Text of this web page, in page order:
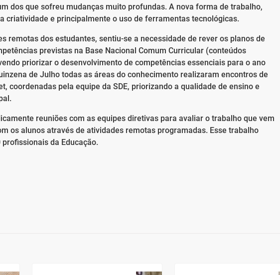
dos que sofreu mudanças muito profundas. A nova forma de trabalho,
criatividade e principalmente o uso de ferramentas tecnológicas.
remotas dos estudantes, sentiu-se a necessidade de rever os planos de
previstas na Base Nacional Comum Curricular (conteúdos
priorizar o desenvolvimento de competências essenciais para o ano
de Julho todas as áreas do conhecimento realizaram encontros de
coordenadas pela equipe da SDE, priorizando a qualidade de ensino e
reuniões com as equipes diretivas para avaliar o trabalho que vem
os alunos através de atividades remotas programadas. Esse trabalho
da Educação.